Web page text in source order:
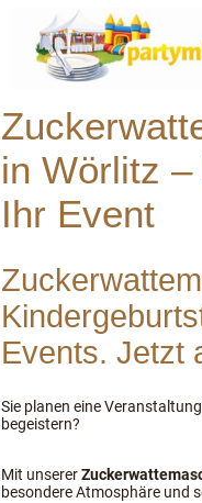
in Wörlitz
Ihr Event
Events. Jetzt
Sie planen eine Veranstaltung
begeistern?
Mit unserer
besondere Atmosphäre und